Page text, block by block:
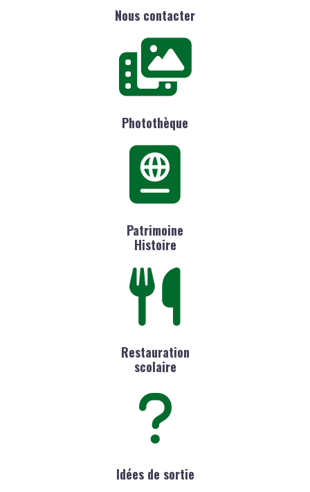
Nous contacter
Photothèque
Patrimoine
Histoire
Restauration
scolaire
Idées de sortie